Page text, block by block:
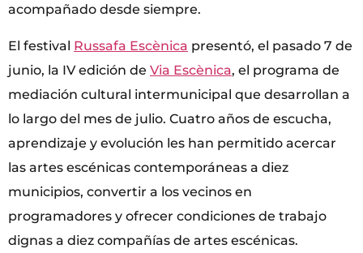
acompañado desde siempre.
El festival Russafa Escènica presentó, el pasado 7 de
junio, la IV edición de Via Escènica, el programa de
mediación cultural intermunicipal que desarrollan a
lo largo del mes de julio. Cuatro años de escucha,
aprendizaje y evolución les han permitido acercar
las artes escénicas contemporáneas a diez
municipios, convertir a los vecinos en
programadores y ofrecer condiciones de trabajo
dignas a diez compañías de artes escénicas.